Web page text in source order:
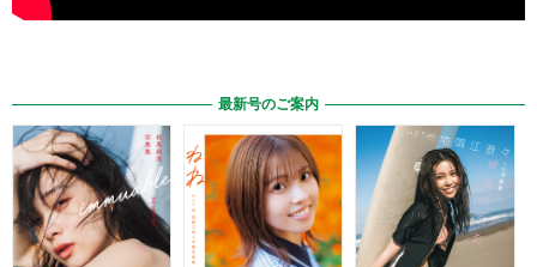
最新号のご案内